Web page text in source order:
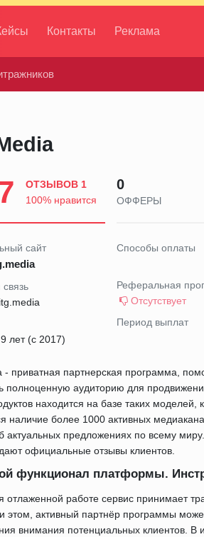
Контакты Реклама
ОТЗЫВОВ 1
100% нравится
0
ОФФЕРЫ
сайт
лет (с 2017)
Способы оплаты
Реферальная
Отсутствует
Период выплат
- приватная партнерская программа,
полноценную аудиторию для
находится на базе таких
наличие более 1000 активных
актуальных предложениях по всему
официальные отзывы клиентов.
функционал платформы.
отлаженной работе сервис принимает
этом, активный партнёр программы
внимания потенциальных клиентов. В